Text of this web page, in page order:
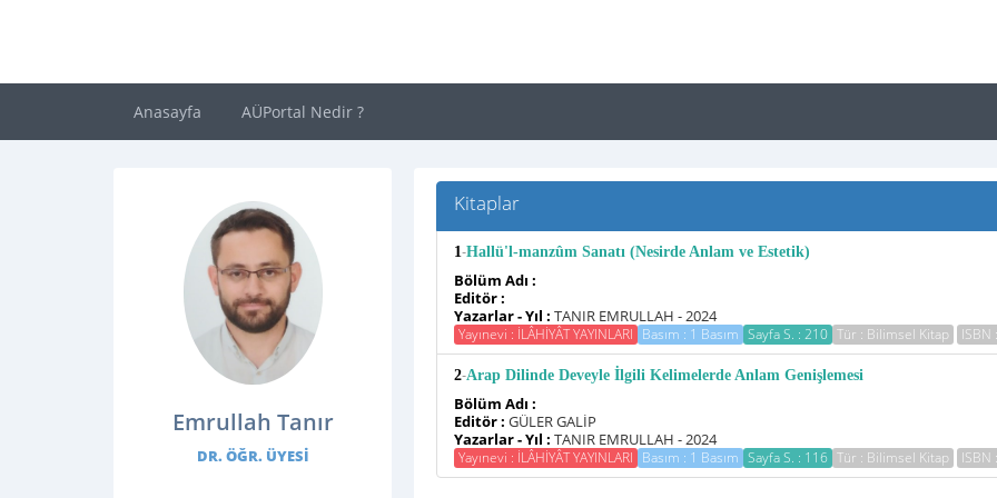
Anasayfa AÜPortal Nedir ?
Emrullah Tanır
DR. ÖĞR. ÜYESI
Kitaplar
1-Hallü'l-manzûm Sanatı (Nesirde Anlam ve Estetik)
Bölüm Adı :
Editör :
Yazarlar - Yıl : TANIR EMRULLAH - 2024
Yayınevi : İLÂHİYÂT YAYINLARI Basım : 1 Basım Sayfa S. : 210 Tür : Bilimsel Kitap
2-Arap Dilinde Deveyle İlgili Kelimelerde Anlam Genişlemesi
Bölüm Adı :
Editör : GÜLER GALİP
Yazarlar - Yıl : TANIR EMRULLAH - 2024
Yayınevi : İLÂHİYÂT YAYINLARI Basım : 1 Basım Sayfa S. : 116 Tür : Bilimsel Kitap